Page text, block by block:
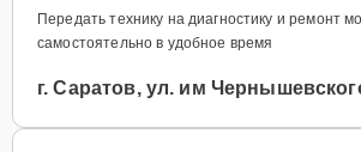
Передать технику на диагностику и ремонт
самостоятельно в удобное время
г. Саратов, ул. им